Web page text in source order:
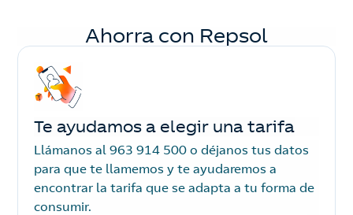
Ahorra con Repsol
Te ayudamos a elegir una tarifa
Llámanos al 963 914 500 o déjanos tus datos
para que te llamemos y te ayudaremos a
encontrar la tarifa que se adapta a tu forma de
consumir.